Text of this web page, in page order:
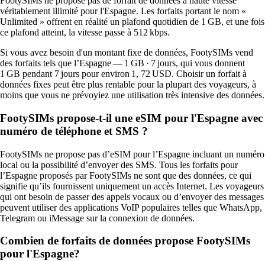
véritablement illimité pour l'Espagne. Les forfaits portant le nom «
Unlimited » offrent en réalité un plafond quotidien de 1 GB, et une fois
ce plafond atteint, la vitesse passe à 512 kbps.
Si vous avez besoin d'un montant fixe de données, FootySIMs vend
des forfaits tels que l’Espagne — 1 GB · 7 jours, qui vous donnent
1 GB pendant 7 jours pour environ 1, 72 USD. Choisir un forfait à
données fixes peut être plus rentable pour la plupart des voyageurs, à
moins que vous ne prévoyiez une utilisation très intensive des données.
FootySIMs propose-t-il une eSIM pour l'Espagne avec
numéro de téléphone et SMS ?
FootySIMs ne propose pas d’eSIM pour l’Espagne incluant un numéro
local ou la possibilité d’envoyer des SMS. Tous les forfaits pour
l’Espagne proposés par FootySIMs ne sont que des données, ce qui
signifie qu’ils fournissent uniquement un accès Internet. Les voyageurs
qui ont besoin de passer des appels vocaux ou d’envoyer des messages
peuvent utiliser des applications VoIP populaires telles que WhatsApp,
Telegram ou iMessage sur la connexion de données.
Combien de forfaits de données propose FootySIMs
pour l'Espagne?